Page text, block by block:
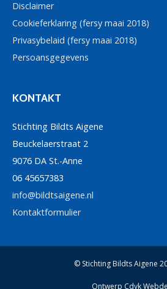
Disclaimer
Cookieferklaring (fersy maai 2018)
Privasybelaid (fersy maai 2018)
Persoansgegevens
KONTAKT
Stichting Bildts Aigene
Beuckelaerstraat 2
9076 DA St.-Anne
06 45657383
info@bildtsaigene.nl
Kontaktformulier
© Stichting Bildts Aigene
Ontwerp Cdyk